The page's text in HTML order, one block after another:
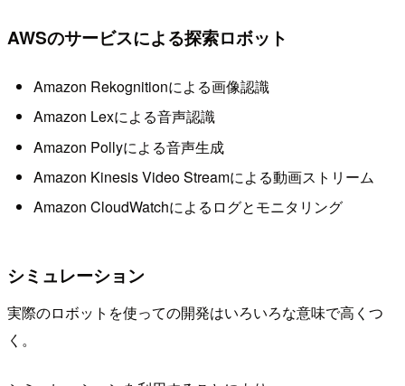
AWSのサービスによる探索ロボット
Amazon Rekognitionによる画像認識
Amazon Lexによる音声認識
Amazon Pollyによる音声生成
Amazon Kinesis Video Streamによる動画ストリーム
Amazon CloudWatchによるログとモニタリング
シミュレーション
実際のロボットを使っての開発はいろいろな意味で高くつ
く。